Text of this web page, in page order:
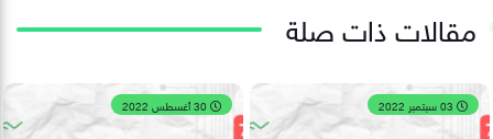
مقالات ذات صلة